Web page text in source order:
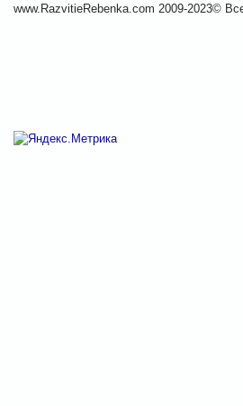
www.RazvitieRebenka.com 2009-2023©